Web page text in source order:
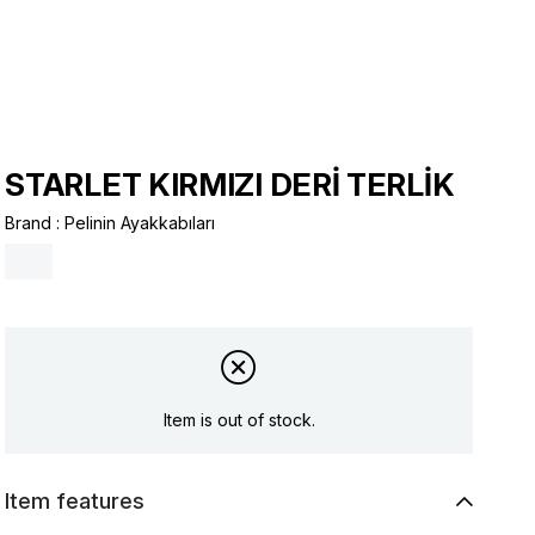
STARLET KIRMIZI DERİ TERLİK
Brand : Pelinin Ayakkabıları
Item is out of stock.
Item features